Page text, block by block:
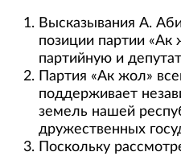
Высказывания А.
позиции партии
партийную и
Партия «Ак жол»
поддерживает
земель нашей
дружественных
Поскольку